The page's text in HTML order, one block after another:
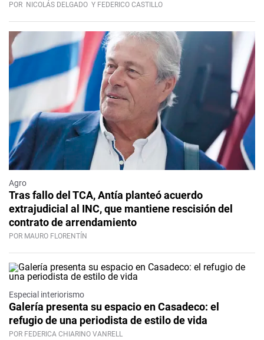
POR NICOLÁS DELGADO Y FEDERICO CASTILLO
Agro
Tras fallo del TCA, Antía planteó acuerdo
extrajudicial al INC, que mantiene rescisión del
contrato de arrendamiento
POR MAURO FLORENTÍN
Especial interiorismo
Galería presenta su espacio en Casadeco: el
refugio de una periodista de estilo de vida
POR FEDERICA CHIARINO VANRELL